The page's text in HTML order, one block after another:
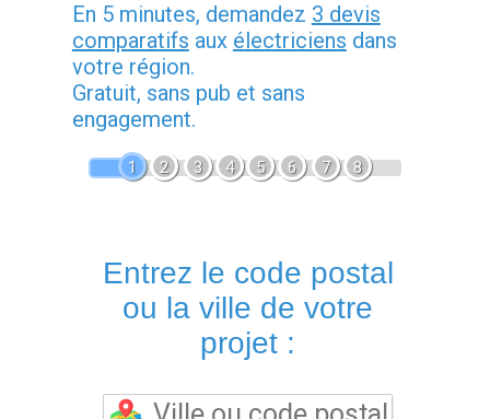
En 5 minutes, demandez 3 devis
comparatifs aux électriciens dans
votre région.
Gratuit, sans pub et sans
engagement.
1 2 3 4 5 6 7 8
Entrez le code postal
ou la ville de votre
projet :